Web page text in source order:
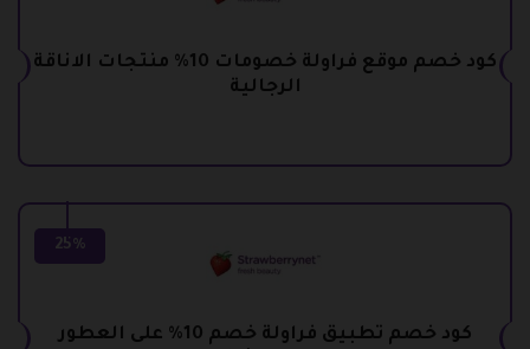
كود خصم موقع فراولة خصومات 10% منتجات الاناقة
الرجالية
25%
كود خصم تطبيق فراولة خصم 10% على العطور